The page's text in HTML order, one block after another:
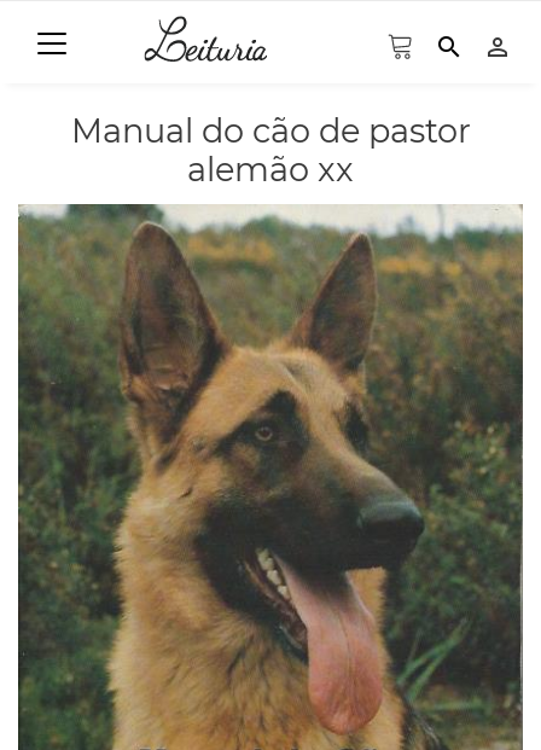
search person_outline
Manual do cão de pastor
alemão xx